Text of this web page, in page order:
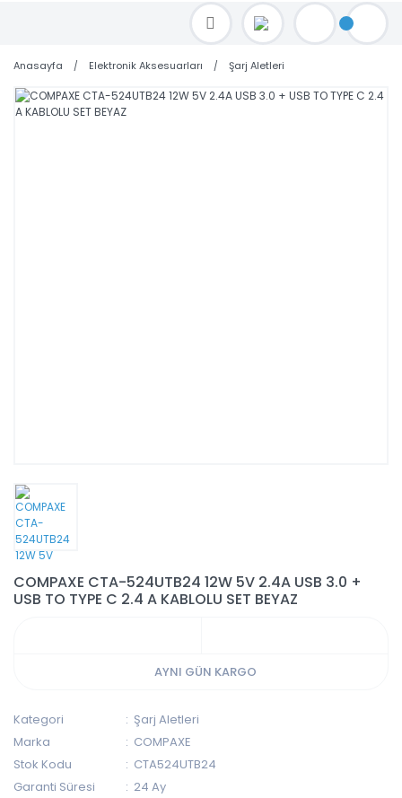
TOPTAN FİYAT ALMAK İÇİN satis@toptanbilgisayar.net MAİL ATINIZ.
SİPARİŞLERİNİZİ AYNI GÜN KARGO İLE GÖNDERİYORUZ!
Anasayfa Elektronik Aksesuarları Şarj Aletleri
COMPAXE CTA-524UTB24 12W 5V 2.4A USB 3.0 +
USB TO TYPE C 2.4 A KABLOLU SET BEYAZ
AYNI GÜN KARGO
Kategori
Şarj Aletleri
Marka
COMPAXE
Stok Kodu
CTA524UTB24
Garanti Süresi
24 Ay